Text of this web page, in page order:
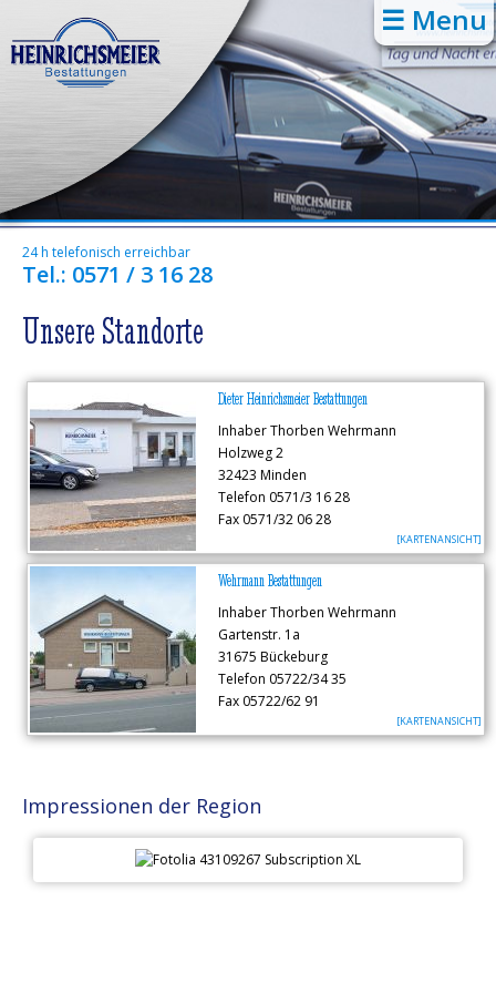
☰ Menu
24 h telefonisch erreichbar
Tel.: 0571 / 3 16 28
Unsere Standorte
Dieter Heinrichsmeier Bestattungen
Inhaber Thorben Wehrmann
Holzweg 2
32423 Minden
Telefon 0571/3 16 28
Fax 0571/32 06 28
[KARTENANSICHT]
Wehrmann Bestattungen
Inhaber Thorben Wehrmann
Gartenstr. 1a
31675 Bückeburg
Telefon 05722/34 35
Fax 05722/62 91
[KARTENANSICHT]
Impressionen der Region